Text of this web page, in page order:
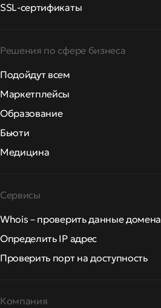
SSL-сертификаты
Решения по сфере бизнеса
Подойдут всем
Маркетплейсы
Образование
Бьюти
Медицина
Сервисы
Whois – проверить данные домена
Определить IP адрес
Проверить порт на доступность
Компания